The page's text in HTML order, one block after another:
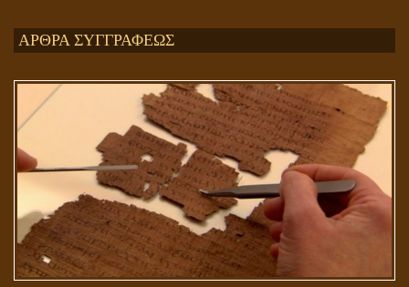
ΑΡΘΡΑ ΣΥΓΓΡΑΦΕΩΣ
ΤΟ ΣΗΜΕΙΟ ΤΟΥ ΣΤΑΥΡΟΥ